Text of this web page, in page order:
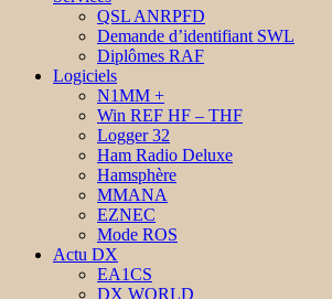
QSL ANRPFD
Demande d’identifiant SWL
Diplômes RAF
Logiciels
N1MM +
Win REF HF – THF
Logger 32
Ham Radio Deluxe
Hamsphère
MMANA
EZNEC
Mode ROS
Actu DX
EA1CS
DX WORLD